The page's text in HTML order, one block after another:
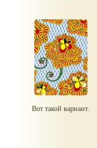
Вот такой вариант.